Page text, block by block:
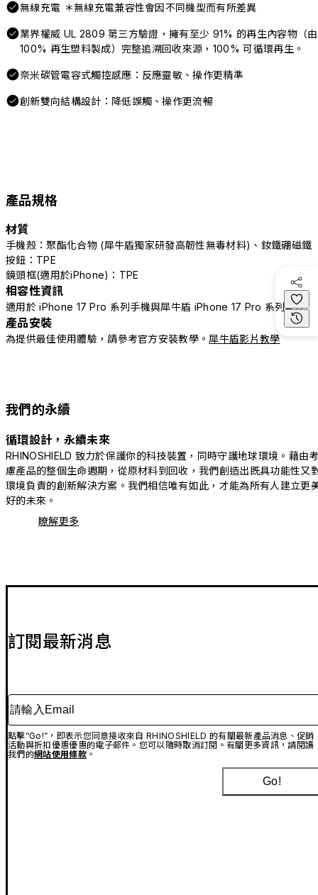
無線充電 ＊無線充電兼容性會因不同機型而有所差異
業界權威 UL 2809 第三方驗證，擁有至少 91% 的再生內容物（由
100% 再生塑料製成）完整追溯回收來源，100% 可循環再生。
奈米碳管電容式觸控感應：反應靈敏、操作更精準
創新雙向結構設計：降低誤觸、操作更流暢
產品規格
材質
手機殼：聚酯化合物 (犀牛盾獨家研發高韌性無毒材料)、釹鐵硼磁鐵
按鈕：TPE
鏡頭框(適用於iPhone)：TPE
相容性資訊
適用於 iPhone 17 Pro 系列手機與犀牛盾 iPhone 17 Pro 系列配件
產品安裝
為提供最佳使用體驗，請參考官方安裝教學。 犀牛盾影片教學
我們的永續
循環設計，永續未來
RHINOSHIELD 致力於保護你的科技裝置，同時守護地球環境。藉由
慮產品的整個生命週期，從原材料到回收，我們創造出既具功能性又
環境負責的創新解決方案。我們相信唯有如此，才能為所有人建立更
好的未來。
瞭解更多
訂閱最新消息
請輸入Email
點擊“Go!”，即表示您同意接收來自 RHINOSHIELD 的有關最新產品消息、促銷
活動與折扣優惠優惠的電子郵件。您可以隨時取消訂閱。有關更多資訊，請閱讀
我們的網站使用條款。
Go!